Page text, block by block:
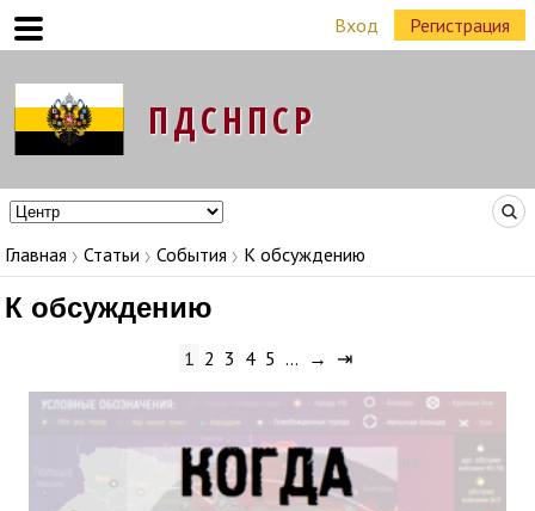
Вход Регистрация
Главная Статьи События К обсуждению
К обсуждению
1 2 3 4 5 … → ⇥